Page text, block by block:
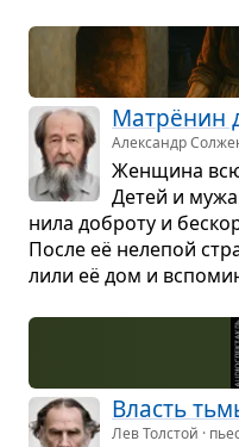
Мат­рёнин
Александр
Жен­щина всю
Детей и
нила доброту и
После её неле­пой
лили её дом и
Власть
Лев Толстой ·